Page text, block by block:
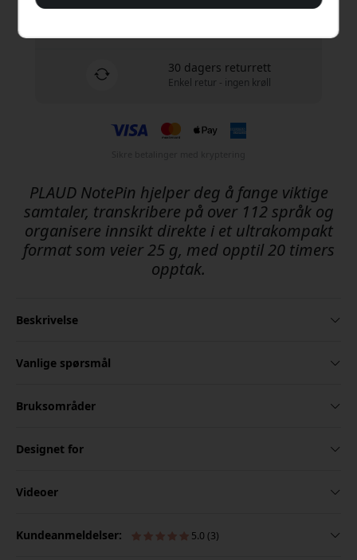
30 dagers returrett
Enkel retur - ingen krøll
PLAUD NotePin hjelper deg å fange viktige
samtaler, transkribere på over 112 språk og
organisere innsikt direkte i et ultrakompakt
format som veier 25 g, med opptil 20 timers
opptak.
Beskrivelse
Vanlige spørsmål
Bruksområder
Designet for
Videoer
Kundeanmeldelser: 5.0 (3)